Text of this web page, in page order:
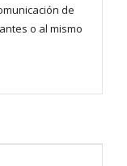
de
o al mismo